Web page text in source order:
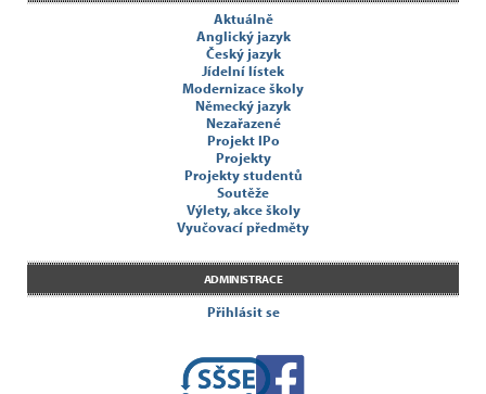
Aktuálně
Anglický jazyk
Český jazyk
Jídelní lístek
Modernizace školy
Německý jazyk
Nezařazené
Projekt IPo
Projekty
Projekty studentů
Soutěže
Výlety, akce školy
Vyučovací předměty
ADMINISTRACE
Přihlásit se